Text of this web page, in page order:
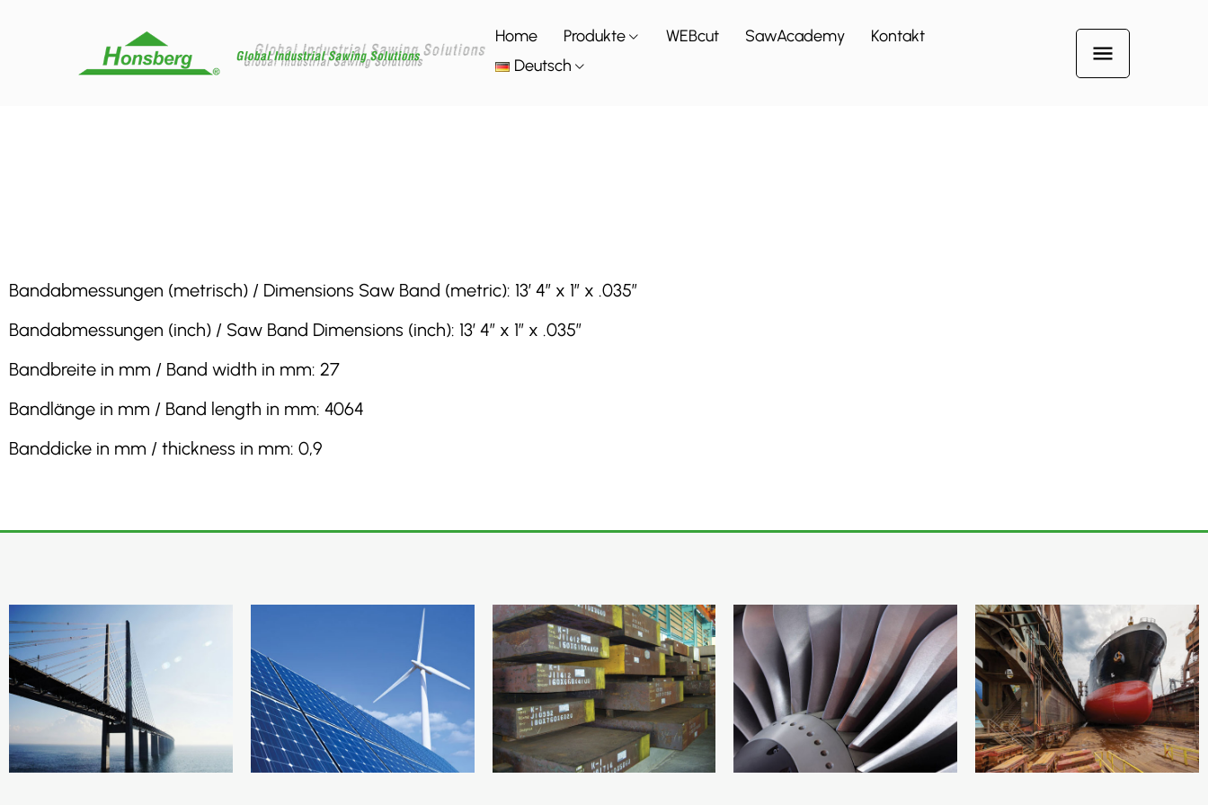
Home Produkte WEBcut SawAcademy
Kontakt
Deutsch
Bandabmessungen (metrisch) / Dimensions Saw Band (metric): 13′ 4″ x 1″ x .035″
Bandabmessungen (inch) / Saw Band Dimensions (inch): 13′ 4″ x 1″ x .035″
Bandbreite in mm / Band width in mm: 27
Bandlänge in mm / Band length in mm: 4064
Banddicke in mm / thickness in mm: 0,9